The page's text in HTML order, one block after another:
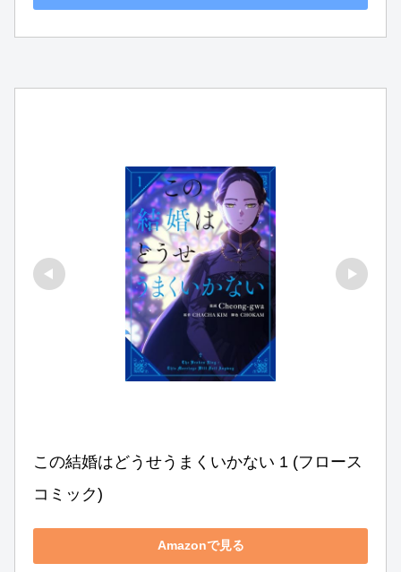
この結婚はどうせうまくいかない 1 (フロース
コミック)
Amazonで見る